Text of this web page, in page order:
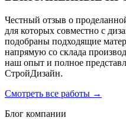
Честный отзыв о
для которых совместно с
подобраны подходящие
напрямую со склада
наш опыт и полное
СтройДизайн.
Смотреть все работы →
Блог компании